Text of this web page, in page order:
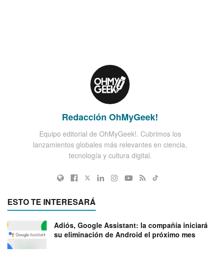
Redacción OhMyGeek!
Equipo editorial de OhMyGeek!. Cubrimos los
lanzamientos globales más relevantes en ciencia,
tecnología y cultura digital.
ESTO TE INTERESARÁ
Adiós, Google Assistant: la compañía iniciará
su eliminación de Android el próximo mes